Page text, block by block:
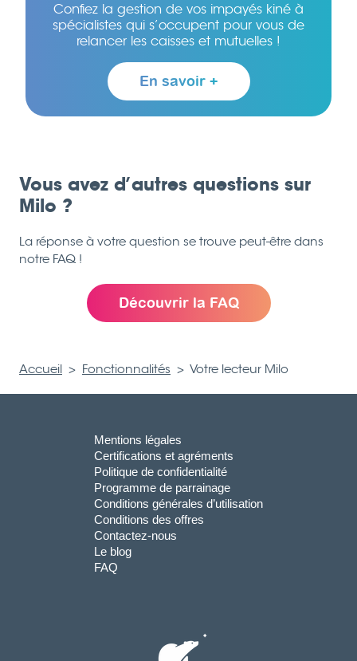
Confiez la gestion de vos impayés kiné à
spécialistes qui s’occupent pour vous de
relancer les caisses et mutuelles !
En savoir +
Vous avez d’autres questions sur
Milo ?
La réponse à votre question se trouve peut-être dans
notre FAQ !
Découvrir la FAQ
Accueil > Fonctionnalités > Votre lecteur Milo
Mentions légales
Certifications et agréments
Politique de confidentialité
Programme de parrainage
Conditions générales d’utilisation
Conditions des offres
Contactez-nous
Le blog
FAQ